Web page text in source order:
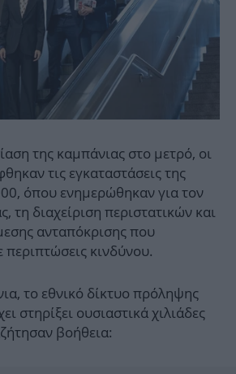
της καμπάνιας στο μετρό, οι
τις εγκαταστάσεις της
όπου ενημερώθηκαν για τον
τη διαχείριση περιστατικών και
ανταπόκρισης που
περιπτώσεις κινδύνου.
το εθνικό δίκτυο πρόληψης
στηρίξει ουσιαστικά χιλιάδες
βοήθεια: